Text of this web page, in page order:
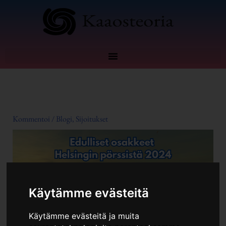
Käytämme evästeitä
Käytämme evästeitä ja muita
Kommentoi / Blogi, Sijoitukset